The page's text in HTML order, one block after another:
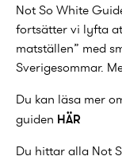
Not So White
fortsätter vi lyfta
matställen” med
Sverigesommar.
Du kan läsa mer
guiden HÄR
Du hittar alla Not